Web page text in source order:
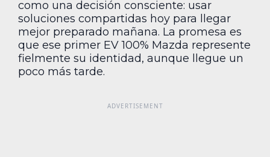
como una decisión consciente: usar
soluciones compartidas hoy para llegar
mejor preparado mañana. La promesa es
que ese primer EV 100% Mazda represente
fielmente su identidad, aunque llegue un
poco más tarde.